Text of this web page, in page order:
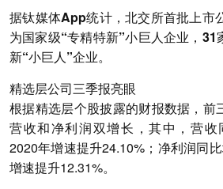
据钛媒体App统计，北交所首批上市
为国家级“专精特新”小巨人企业，
新“小巨人”企业。
精选层公司三季报亮眼
根据精选层个股披露的财报数据，前
营收和净利润双增长，其中，营收
2020年增速提升24.10%；净利润同
增速提升12.31%。